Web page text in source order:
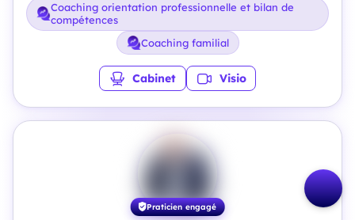
Coaching orientation professionnelle et bilan de
compétences
Coaching familial
Cabinet Visio
Praticien engagé